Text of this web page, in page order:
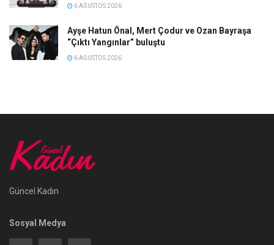
6 AĞUSTOS 2026
Ayşe Hatun Önal, Mert Çodur ve Ozan Bayraşa
“Çıktı Yangınlar” buluştu
6 AĞUSTOS 2026
Güncel Kadın
Sosyal Medya